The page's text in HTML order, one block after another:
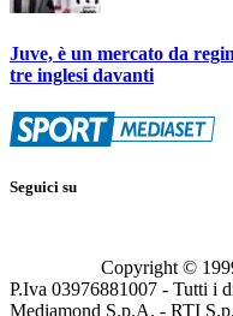
Juve, è un mercato da
tre inglesi davanti
Seguici su
Copyright ©
P.Iva 03976881007 - Tutti i
Mediamond S.p.A. - RTI